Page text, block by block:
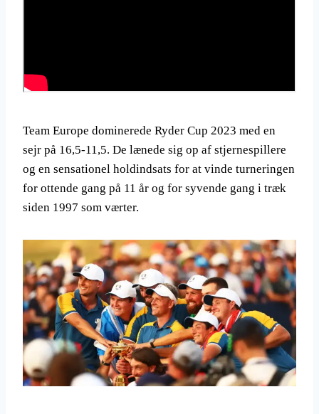
Team Europe dominerede Ryder Cup 2023 med en
sejr på 16,5-11,5. De lænede sig op af stjernespillere
og en sensationel holdindsats for at vinde turneringen
for ottende gang på 11 år og for syvende gang i træk
siden 1997 som værter.